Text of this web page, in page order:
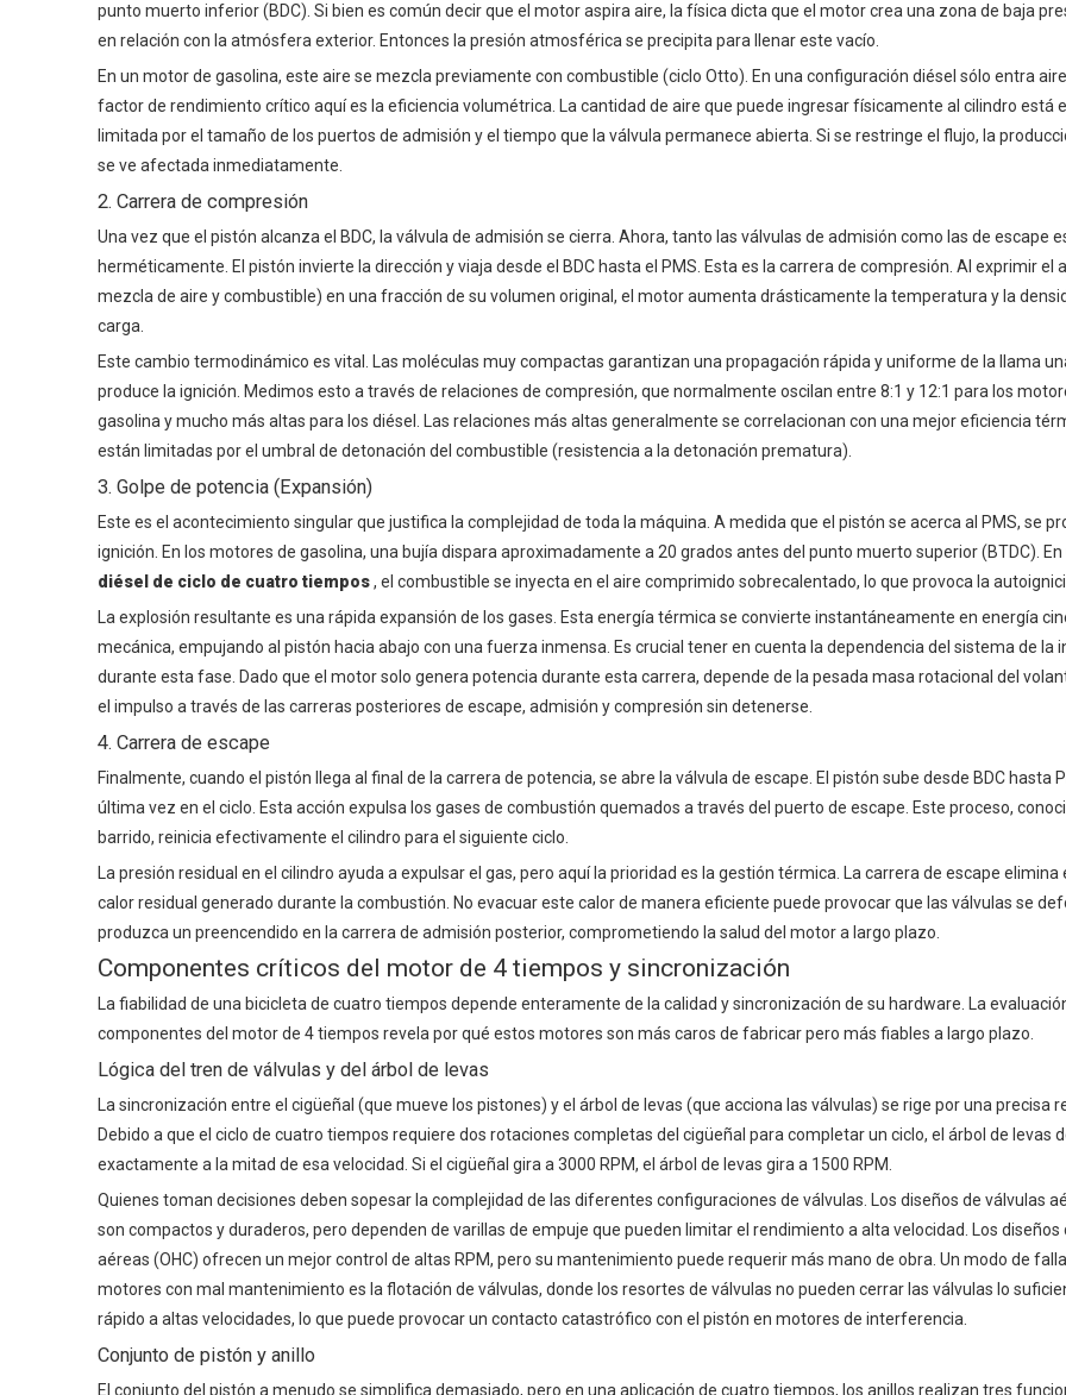
punto muerto inferior (BDC). Si bien es común decir que el motor aspira aire, la física dicta que el motor crea una zona de baja
en relación con la atmósfera exterior. Entonces la presión atmosférica se precipita para llenar este vacío.
En un motor de gasolina, este aire se mezcla previamente con combustible (ciclo Otto). En una configuración diésel sólo entra aire
factor de rendimiento crítico aquí es la eficiencia volumétrica. La cantidad de aire que puede ingresar físicamente al cilindro está
limitada por el tamaño de los puertos de admisión y el tiempo que la válvula permanece abierta. Si se restringe el flujo, la
se ve afectada inmediatamente.
2. Carrera de compresión
Una vez que el pistón alcanza el BDC, la válvula de admisión se cierra. Ahora, tanto las válvulas de admisión como las de escape
herméticamente. El pistón invierte la dirección y viaja desde el BDC hasta el PMS. Esta es la carrera de compresión. Al exprimir el
mezcla de aire y combustible) en una fracción de su volumen original, el motor aumenta drásticamente la temperatura y la
carga.
Este cambio termodinámico es vital. Las moléculas muy compactas garantizan una propagación rápida y uniforme de la llama
produce la ignición. Medimos esto a través de relaciones de compresión, que normalmente oscilan entre 8:1 y 12:1 para los
gasolina y mucho más altas para los diésel. Las relaciones más altas generalmente se correlacionan con una mejor eficiencia
están limitadas por el umbral de detonación del combustible (resistencia a la detonación prematura).
3. Golpe de potencia (Expansión)
Este es el acontecimiento singular que justifica la complejidad de toda la máquina. A medida que el pistón se acerca al PMS, se
ignición. En los motores de gasolina, una bujía dispara aproximadamente a 20 grados antes del punto muerto superior (BTDC). En
diésel de ciclo de cuatro tiempos, el combustible se inyecta en el aire comprimido sobrecalentado, lo que provoca la
La explosión resultante es una rápida expansión de los gases. Esta energía térmica se convierte instantáneamente en energía
mecánica, empujando al pistón hacia abajo con una fuerza inmensa. Es crucial tener en cuenta la dependencia del sistema de la
durante esta fase. Dado que el motor solo genera potencia durante esta carrera, depende de la pesada masa rotacional del
el impulso a través de las carreras posteriores de escape, admisión y compresión sin detenerse.
4. Carrera de escape
Finalmente, cuando el pistón llega al final de la carrera de potencia, se abre la válvula de escape. El pistón sube desde BDC hasta
última vez en el ciclo. Esta acción expulsa los gases de combustión quemados a través del puerto de escape. Este proceso,
barrido, reinicia efectivamente el cilindro para el siguiente ciclo.
La presión residual en el cilindro ayuda a expulsar el gas, pero aquí la prioridad es la gestión térmica. La carrera de escape elimina
calor residual generado durante la combustión. No evacuar este calor de manera eficiente puede provocar que las válvulas se
produzca un preencendido en la carrera de admisión posterior, comprometiendo la salud del motor a largo plazo.
Componentes críticos del motor de 4 tiempos y sincronización
La fiabilidad de una bicicleta de cuatro tiempos depende enteramente de la calidad y sincronización de su hardware. La
componentes del motor de 4 tiempos revela por qué estos motores son más caros de fabricar pero más fiables a largo plazo.
Lógica del tren de válvulas y del árbol de levas
La sincronización entre el cigüeñal (que mueve los pistones) y el árbol de levas (que acciona las válvulas) se rige por una precisa
Debido a que el ciclo de cuatro tiempos requiere dos rotaciones completas del cigüeñal para completar un ciclo, el árbol de levas
exactamente a la mitad de esa velocidad. Si el cigüeñal gira a 3000 RPM, el árbol de levas gira a 1500 RPM.
Quienes toman decisiones deben sopesar la complejidad de las diferentes configuraciones de válvulas. Los diseños de válvulas
son compactos y duraderos, pero dependen de varillas de empuje que pueden limitar el rendimiento a alta velocidad. Los diseños
aéreas (OHC) ofrecen un mejor control de altas RPM, pero su mantenimiento puede requerir más mano de obra. Un modo de
motores con mal mantenimiento es la flotación de válvulas, donde los resortes de válvulas no pueden cerrar las válvulas lo
rápido a altas velocidades, lo que puede provocar un contacto catastrófico con el pistón en motores de interferencia.
Conjunto de pistón y anillo
El conjunto del pistón a menudo se simplifica demasiado, pero en una aplicación de cuatro tiempos, los anillos realizan tres